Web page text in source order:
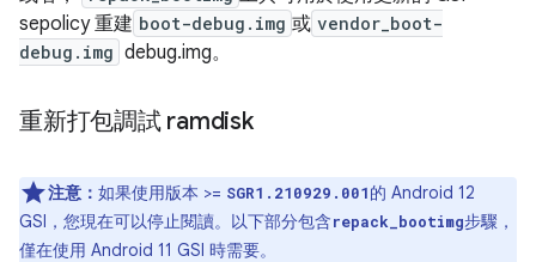
sepolicy 重建 boot-debug.img 或 vendor_boot-
debug.img debug.img。
重新打包調試 ramdisk
注意： 如果使用版本 >= SGR1.210929.001的 Android 12
GSI，您現在可以停止閱讀。以下部分包含repack_bootimg步驟，
僅在使用 Android 11 GSI 時需要。